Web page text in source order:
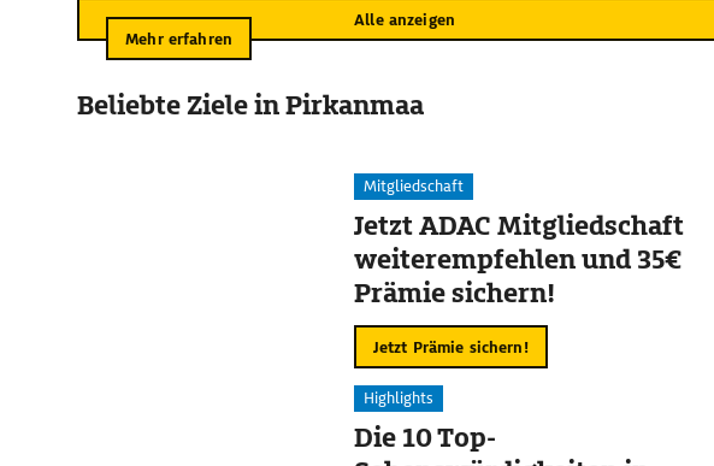
Alle anzeigen
Mehr erfahren
Beliebte Ziele in Pirkanmaa
Mitgliedschaft
Jetzt ADAC Mitgliedschaft
weiterempfehlen und 35€
Prämie sichern!
Jetzt Prämie sichern!
Highlights
Die 10 Top-